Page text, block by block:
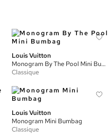
Louis Vuitton
Monogram By The Pool Mini Bumbag
Classique
Louis Vuitton
Monogram Mini Bumbag
Classique